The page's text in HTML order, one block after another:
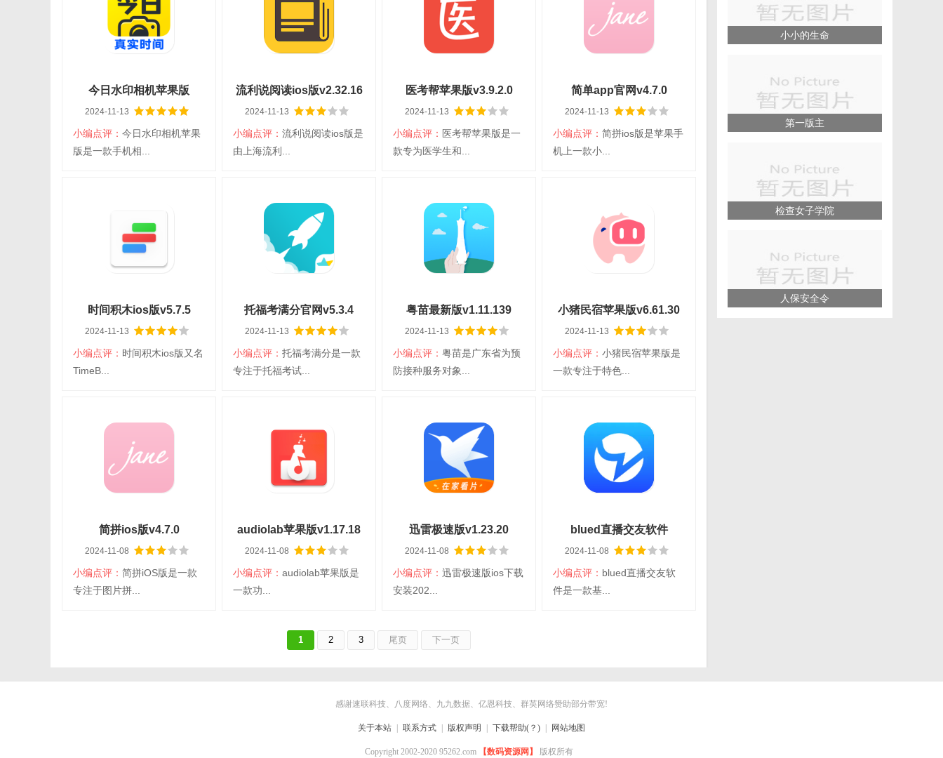
分类：iPhone
语言：简体中文
查看详情
扫码立即下载
查看详情
扫码立即下载
分类：iPhone
语言：简体中文
查看详情
扫码立即下载
语言：简体中文
扫码立即下载
今日水印相机苹果版
v3.3.182
2024-11-13
小编点评： 今日水印相机苹果
版是一款手机相...
平台：iOS
分类：iPhone
语言：简体中文
流利说阅读ios版v2.32.16
2024-11-13
小编点评： 流利说阅读ios版是
由上海流利...
大小：150.39M
平台：iOS
分类：iPhone
学习阅读
语言：简体中文
查看详情
扫码立即下载
医考帮苹果版v3.9.2.0
2024-11-13
小编点评： 医考帮苹果版是一
款专为医学生和...
大小：328.30M
平台：iOS
分类：iPhone
查看详情
扫码立即下载
简单app官网v4.7.0
2024-11-13
小编点评： 简拼ios版是苹果手
机上一款小...
大小：345.59M
平台：iOS
分类：iPhone
查看详情
扫码立即下载
时间积木ios版v5.7.5
2024-11-13
小编点评： 时间积木ios版又名
TimeB...
大小：148.07M
平台：iOS
语言：简体中文
扫码立即下载
托福考满分官网v5.3.4
2024-11-13
小编点评： 托福考满分是一款
专注于托福考试...
大小：281.55M
平台：iOS
语言：简体中文
查看详情
粤苗最新版v1.11.139
2024-11-13
小编点评： 粤苗是广东省为预
防接种服务对象...
大小：74.58M
平台：iOS
分类：iPhone
语言：简体中文
查看详情
小猪民宿苹果版v6.61.30
2024-11-13
小编点评： 小猪民宿苹果版是
一款专注于特色...
大小：116.79M
平台：iOS
分类：iPhone
语言：简体中文
查看详情
扫码立即下载
简拼ios版v4.7.0
2024-11-08
小编点评： 简拼iOS版是一款
专注于图片拼...
audiolab苹果版v1.17.18
2024-11-08
小编点评： audiolab苹果版是
一款功...
迅雷极速版v1.23.20
2024-11-08
小编点评： 迅雷极速版ios下载
安装202...
查看详情
blued直播交友软件
v7.35.0
2024-11-08
小编点评： blued直播交友软
件是一款基...
查看详情
1 2 3 尾页 下一页
小小的生命
第一版主
检查女子学院
人保安全令
感谢速联科技、八度网络、九九数据、亿恩科技、群英网络赞助部分带宽!
关于本站 联系方式 版权声明 下载帮助(？) 网站地图
Copyright 2002-2020 95262.com 【数码资源网】 版权所有